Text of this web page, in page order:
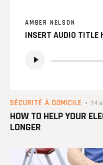
AMBER NELSON
INSERT AUDIO TITLE
audio
SÉCURITÉ À DOMICILE 14
HOW TO HELP YOUR
LONGER